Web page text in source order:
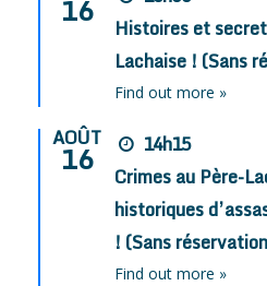
16
Histoires et
Lachaise ! (Sans
Find out more »
AOÛT
16
14h15
Crimes au Père-
historiques
! (Sans
Find out more »